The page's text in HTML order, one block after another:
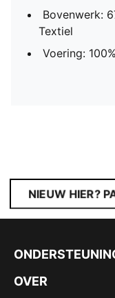
Bovenwerk:
Textiel
Voering:
NIEUW HIER?
OVER